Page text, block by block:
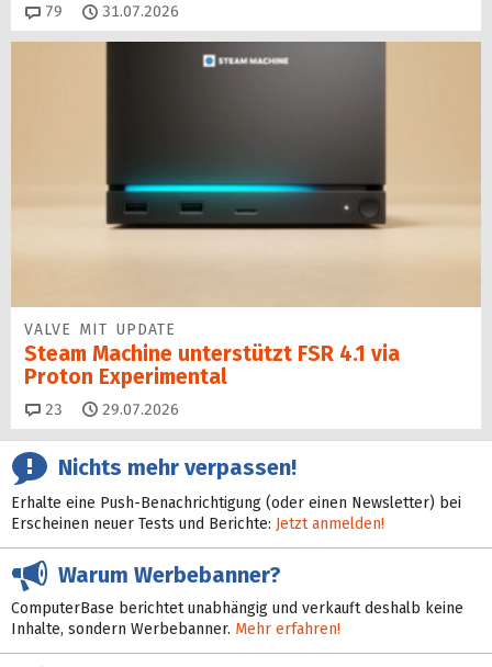
79 Kommentare
31.07.2026
VALVE MIT UPDATE
Steam Machine unterstützt FSR 4.1 via
Proton Experimental
23 Kommentare
29.07.2026
Nichts mehr verpassen!
Erhalte eine Push-Benachrichtigung (oder einen Newsletter) bei
Erscheinen neuer Tests und Berichte: Jetzt anmelden!
Warum Werbebanner?
ComputerBase berichtet unabhängig und verkauft deshalb keine
Inhalte, sondern Werbebanner. Mehr erfahren!